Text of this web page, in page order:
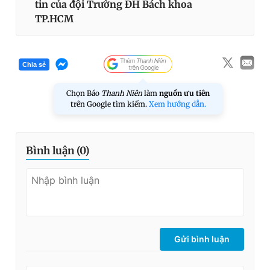
tin của đội Trường ĐH Bách khoa
TP.HCM
Chia sẻ
Chọn Báo Thanh Niên làm nguồn ưu tiên
trên Google tìm kiếm. Xem hướng dẫn.
Bình luận (0)
Gửi bình luận